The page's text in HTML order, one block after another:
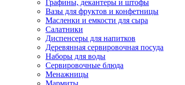
Графины, декантеры и штофы
Вазы для фруктов и конфетницы
Масленки и емкости для сыра
Салатники
Диспенсеры для напитков
Деревянная сервировочная посуда
Наборы для воды
Сервировочные блюда
Менажницы
Мармиты